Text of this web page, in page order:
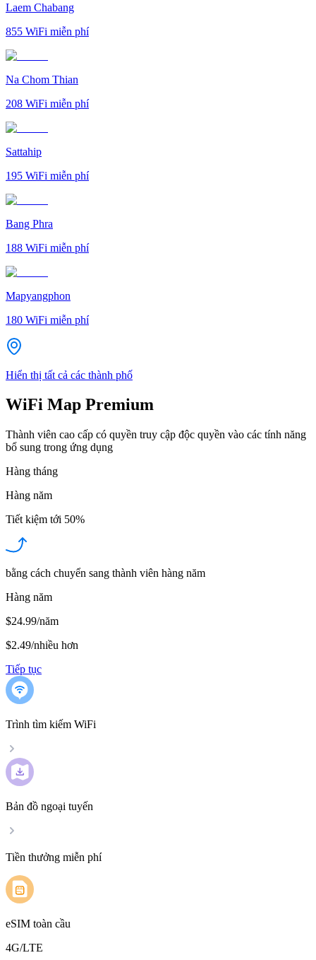
Laem Chabang
855 WiFi miễn phí
Na Chom Thian
208 WiFi miễn phí
Sattahip
195 WiFi miễn phí
Bang Phra
188 WiFi miễn phí
Mapyangphon
180 WiFi miễn phí
Hiển thị tất cả các thành phố
WiFi Map Premium
Thành viên cao cấp có quyền truy cập độc quyền vào các tính năng
bổ sung trong ứng dụng
Hàng tháng
Hàng năm
Tiết kiệm tới 50%
bằng cách chuyển sang thành viên hàng năm
Hàng năm
$24.99/năm
$2.49/nhiều hơn
Tiếp tục
Trình tìm kiếm WiFi
Bản đồ ngoại tuyến
Tiền thưởng miễn phí
eSIM toàn cầu
4G/LTE